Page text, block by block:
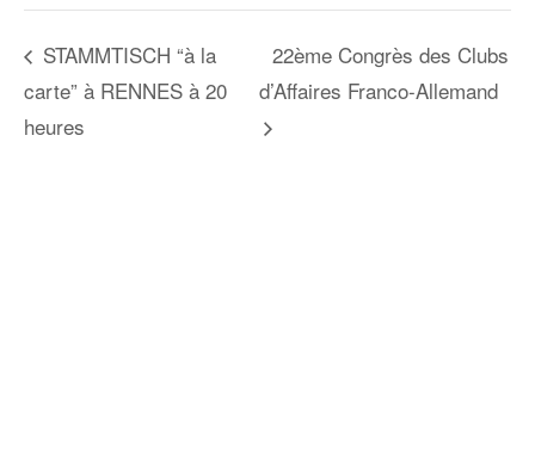
STAMMTISCH “à la
carte” à RENNES à 20
heures
22ème Congrès des Clubs
d’Affaires Franco-Allemand